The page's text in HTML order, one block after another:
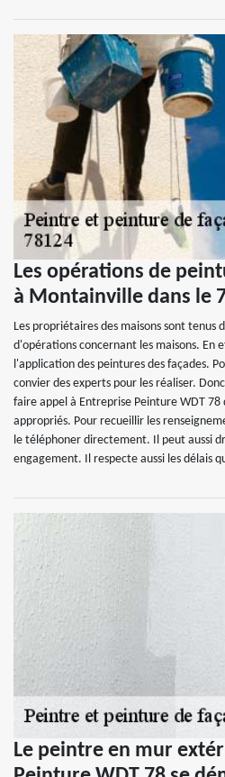
Les opérations de
à Montainville dans le
Les propriétaires des maisons sont
d'opérations concernant les maisons.
l'application des peintures des façades.
convier des experts pour les réaliser.
faire appel à Entreprise Peinture WDT
appropriés. Pour recueillir les
le téléphoner directement. Il peut aussi
engagement. Il respecte aussi les délais
Le peintre en mur